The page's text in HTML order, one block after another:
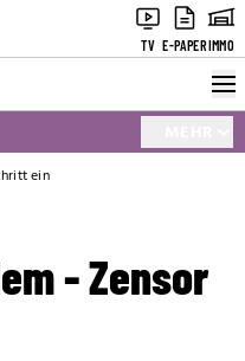
TV E-PAPERIMMO
ein
- Zensor